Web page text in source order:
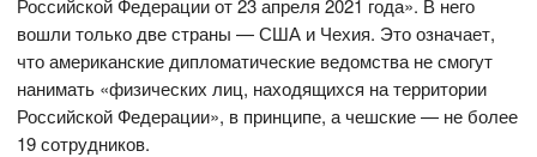
вошли только две страны — США и Чехия. Это означает,
что американские дипломатические ведомства не смогут
нанимать «физических лиц, находящихся на территории
Российской Федерации», в принципе, а чешские — не более
19 сотрудников.